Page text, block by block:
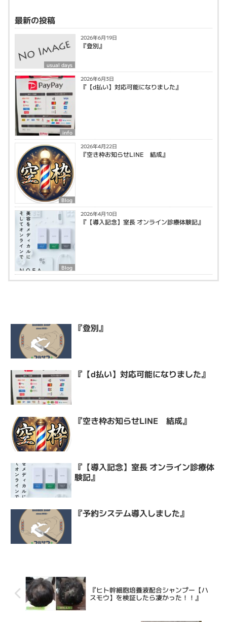
最新の投稿
usual days
2026年6月19日
『登別』
info
2026年6月3日
『【d払い】対応可能になりました』
Blog
2026年4月22日
『空き枠お知らせLINE 結成』
Blog
2026年4月10日
『【導入記念】室長 オンライン診療体験記』
『登別』
『【d払い】対応可能になりました』
『空き枠お知らせLINE 結成』
『【導入記念】室長 オンライン診療体
験記』
『予約システム導入しました』
『ヒト幹細胞培養液配合シャンプー【ハ
スモウ】を検証したら凄かった！！』